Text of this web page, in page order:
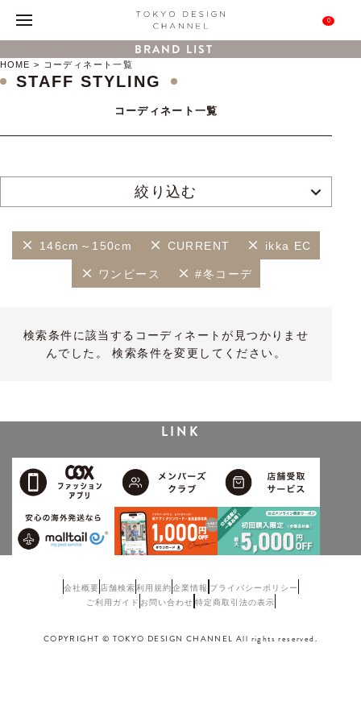
0
BRAND LIST
HOME コーディネート一覧
STAFF STYLING
コーディネート一覧
絞り込む
146cm～150cm CURRENT ikka EC
ワンピース #冬コーデ
検索条件に該当するコーディネートが見つかりませ
んでした。 検索条件を変更してください。
LINK
会社概要 店舗検索利用規約企業情報 プライバシーポリシー
ご利用ガイド お問い合わせ 特定商取引法の表示
COPYRIGHT © TOKYO DESIGN CHANNEL All rights reserved.